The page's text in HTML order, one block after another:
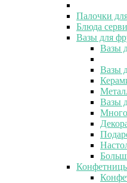
Палочки
Блюда
Вазы для
Вазы
Вазы
Вазы